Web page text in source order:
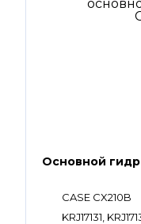
Основной
CASE CX210B
KRJ17131,